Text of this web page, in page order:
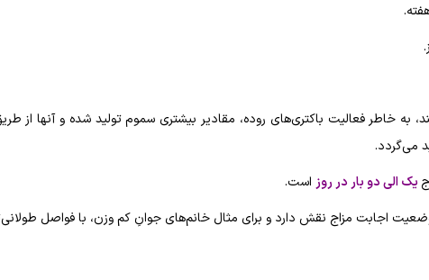
به خاطر فعالیت باکتری‌های روده، مقادیر بیشتری سموم تولید شده و آنها از
می‌گردد.
یک الی دو بار در روز است.
اجابت مزاج نقش دارد و برای مثال خانم‌های جوانِ کم وزن، با فواصل